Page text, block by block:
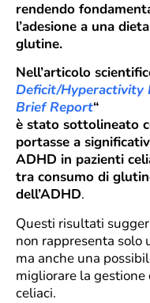
rendendo
l’adesione a una
glutine.
Nell’articolo
Deficit/Hyperactivity
Brief Report“
è stato sottolineato
portasse a
ADHD in pazienti
tra consumo di
dell’ADHD.
Questi risultati
non rappresenta solo
ma anche una
migliorare la gestione
celiaci.